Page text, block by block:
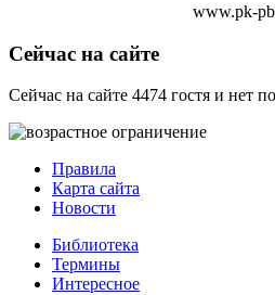
www.pk-
Сейчас на сайте
Сейчас на сайте 4474 гостя и нет
Правила
Карта сайта
Новости
Библиотека
Термины
Интересное